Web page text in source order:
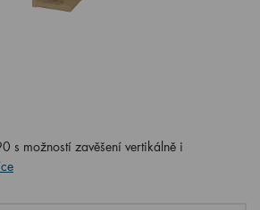
s možností zavěšení vertikálně i